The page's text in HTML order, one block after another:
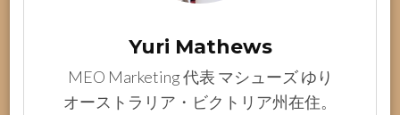
Yuri Mathews
MEO Marketing 代表 マシューズ ゆり
オーストラリア・ビクトリア州在住。